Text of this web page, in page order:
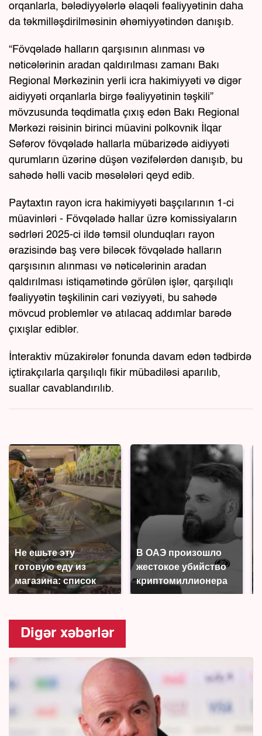
orqanlarla, bələdiyyələrlə əlaqəli fəaliyyətinin daha
da təkmilləşdirilməsinin əhəmiyyətindən danışıb.
“Fövqəladə halların qarşısının alınması və
nəticələrinin aradan qaldırılması zamanı Bakı
Regional Mərkəzinin yerli icra hakimiyyəti və digər
aidiyyəti orqanlarla birgə fəaliyyətinin təşkili”
mövzusunda təqdimatla çıxış edən Bakı Regional
Mərkəzi rəisinin birinci müavini polkovnik İlqar
Səfərov fövqəladə hallarla mübarizədə aidiyyəti
qurumların üzərinə düşən vəzifələrdən danışıb, bu
sahədə həlli vacib məsələləri qeyd edib.
Paytaxtın rayon icra hakimiyyəti başçılarının 1-ci
müavinləri - Fövqəladə hallar üzrə komissiyaların
sədrləri 2025-ci ildə təmsil olunduqları rayon
ərazisində baş verə biləcək fövqəladə halların
qarşısının alınması və nəticələrinin aradan
qaldırılması istiqamətində görülən işlər, qarşılıqlı
fəaliyyətin təşkilinin cari vəziyyəti, bu sahədə
mövcud problemlər və atılacaq addımlar barədə
çıxışlar ediblər.
İnteraktiv müzakirələr fonunda davam edən tədbirdə
içtirakçılarla qarşılıqlı fikir mübadiləsi aparılıb,
suallar cavablandırılıb.
Не ешьте эту
готовую еду из
магазина: список
В ОАЭ произошло
жестокое убийство
криптомиллионера
Digər xəbərlər